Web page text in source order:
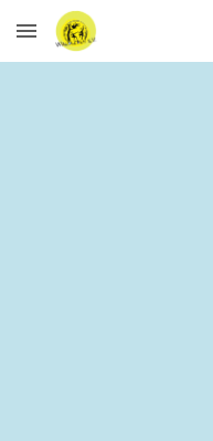
Skip to main content